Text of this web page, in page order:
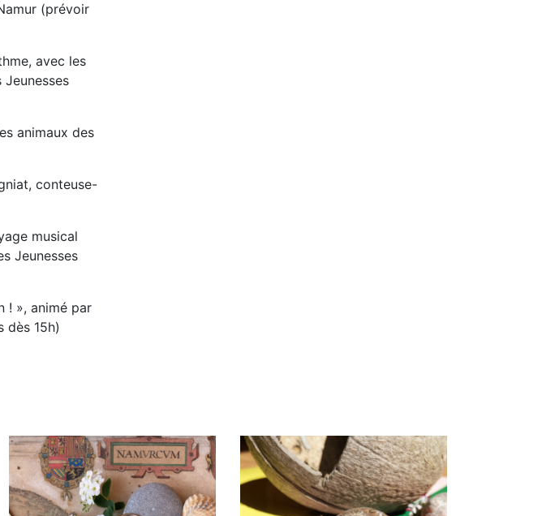
(prévoir
avec les
animaux des
conteuse-
musical
Jeunesses
! », animé par
dès 15h)